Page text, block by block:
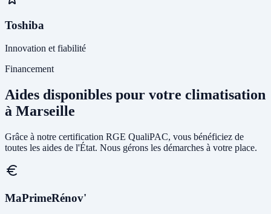
Toshiba
Innovation et fiabilité
Financement
Aides disponibles pour votre climatisation
à Marseille
Grâce à notre certification RGE QualiPAC, vous bénéficiez de
toutes les aides de l'État. Nous gérons les démarches à votre place.
MaPrimeRénov'